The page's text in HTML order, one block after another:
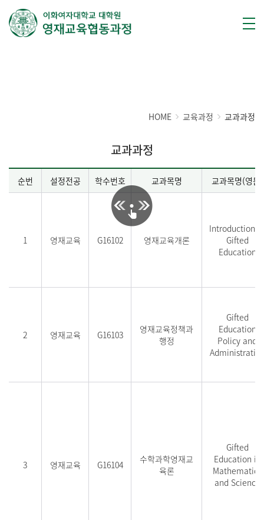
HOME 교육과정 교과과정
교과과정
순번 설정전공 학수번호 교과목명 교과목명(영문)
1 영재교육 G16102 영재교육개론
Introduction
Gifted
Education
2 영재교육 G16103
영재교육정책과
행정
Gifted
Education
Policy and
3 영재교육 G16104
수학과학영재교
육론
Gifted
Education in
Mathematics
and Science